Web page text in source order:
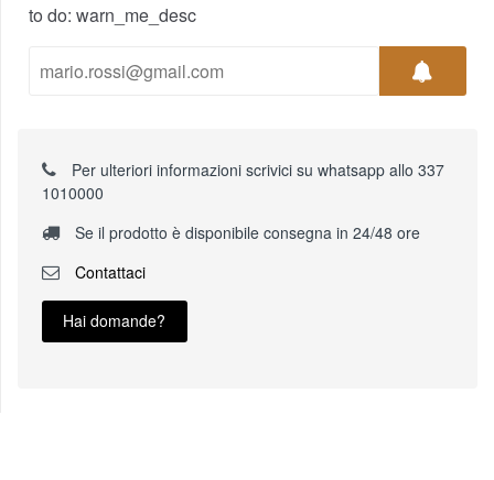
to do: warn_me_desc
Per ulteriori informazioni scrivici su whatsapp allo 337
1010000
Se il prodotto è disponibile consegna in 24/48 ore
Contattaci
Hai domande?